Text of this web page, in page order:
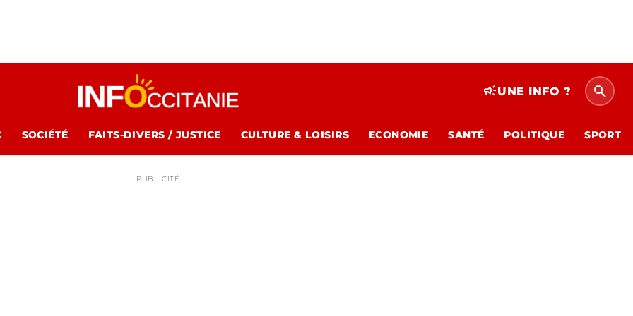
campaignUNE INFO ? search
SOCIÉTÉ FAITS-DIVERS / JUSTICE CULTURE & LOISIRS ECONOMIE SANTÉ POLITIQUE SPORT
PUBLICITÉ